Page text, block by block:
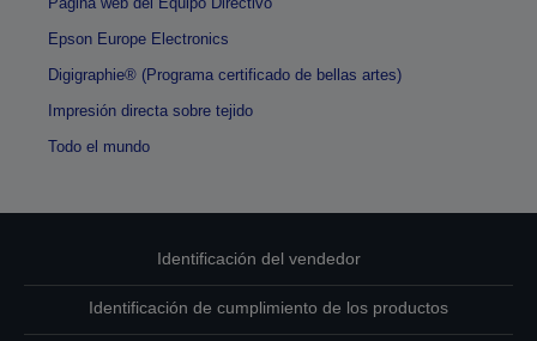
Epson Europe Electronics
Digigraphie® (Programa certificado de bellas artes)
Impresión directa sobre tejido
Todo el mundo
Identificación del vendedor
Identificación de cumplimiento de los productos